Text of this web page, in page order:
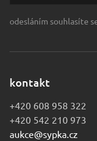
odesláním souhlasíte
kontakt
+420 608 958 322
+420 542 210 973
aukce@sypka.cz